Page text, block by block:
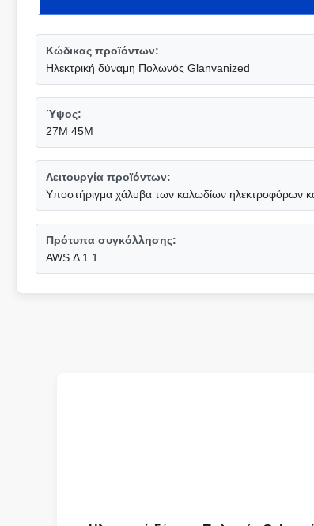
Κώδικας προϊόντων:
Ηλεκτρική δύναμη Πολωνός Glanvanized
Ύψος:
27M 45M
Λειτουργία προϊόντων:
Υποστήριγμα χάλυβα των καλωδίων ηλεκτροφόρων
Πρότυπα συγκόλλησης:
AWS Δ 1.1